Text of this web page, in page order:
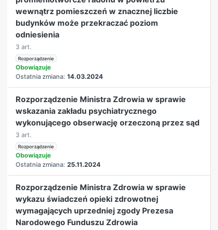
wewnątrz pomieszczeń w znacznej liczbie
budynków może przekraczać poziom
odniesienia
3 art.
Rozporządzenie
Obowiązuje
Ostatnia zmiana: 14.03.2024
Rozporządzenie Ministra Zdrowia w sprawie
wskazania zakładu psychiatrycznego
wykonującego obserwację orzeczoną przez sąd
3 art.
Rozporządzenie
Obowiązuje
Ostatnia zmiana: 25.11.2024
Rozporządzenie Ministra Zdrowia w sprawie
wykazu świadczeń opieki zdrowotnej
wymagających uprzedniej zgody Prezesa
Narodowego Funduszu Zdrowia